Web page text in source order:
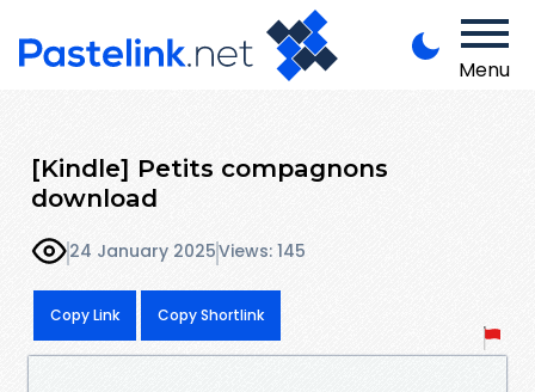
Menu
[Kindle] Petits compagnons
download
24 January 2025Views: 145
Copy Link Copy Shortlink